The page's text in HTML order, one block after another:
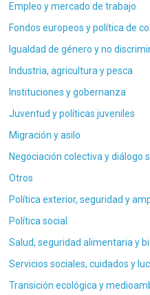
Empleo y mercado de trabajo
Fondos europeos y política de
Igualdad de género y no
Industria, agricultura y pesca
Instituciones y gobernanza
Juventud y políticas juveniles
Migración y asilo
Negociación colectiva y diálogo
Otros
Política exterior, seguridad y
Política social
Salud, seguridad alimentaria y
Servicios sociales, cuidados y
Transición ecológica y